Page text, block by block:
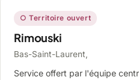
○ Territoire ouvert
Rimouski
Bas-Saint-Laurent,
Service offert par l'équipe